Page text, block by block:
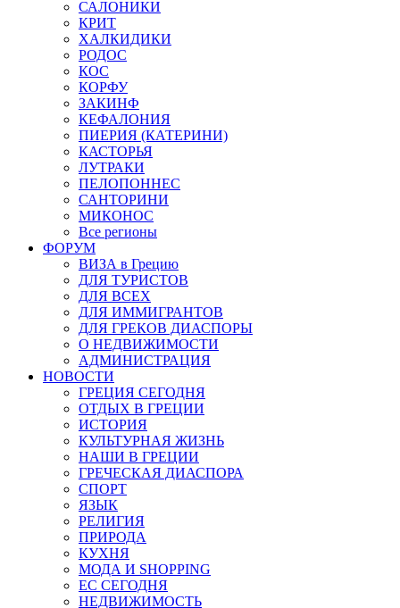
САЛОНИКИ
КРИТ
ХАЛКИДИКИ
РОДОС
КОС
КОРФУ
ЗАКИНФ
КЕФАЛОНИЯ
ПИЕРИЯ (КАТЕРИНИ)
КАСТОРЬЯ
ЛУТРАКИ
ПЕЛОПОННЕС
САНТОРИНИ
МИКОНОС
Все регионы
ФОРУМ
ВИЗА в Грецию
ДЛЯ ТУРИСТОВ
ДЛЯ ВСЕХ
ДЛЯ ИММИГРАНТОВ
ДЛЯ ГРЕКОВ ДИАСПОРЫ
О НЕДВИЖИМОСТИ
АДМИНИСТРАЦИЯ
НОВОСТИ
ГРЕЦИЯ СЕГОДНЯ
ОТДЫХ В ГРЕЦИИ
ИСТОРИЯ
КУЛЬТУРНАЯ ЖИЗНЬ
НАШИ В ГРЕЦИИ
ГРЕЧЕСКАЯ ДИАСПОРА
СПОРТ
ЯЗЫК
РЕЛИГИЯ
ПРИРОДА
КУХНЯ
МОДА И SHOPPING
ЕС СЕГОДНЯ
НЕДВИЖИМОСТЬ